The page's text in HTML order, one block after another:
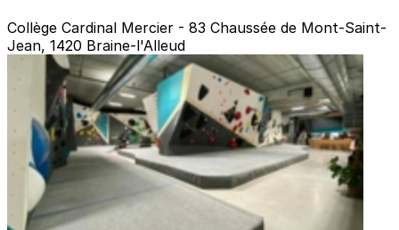
Collège Cardinal Mercier - 83 Chaussée de Mont-Saint-
Jean, 1420 Braine-l'Alleud